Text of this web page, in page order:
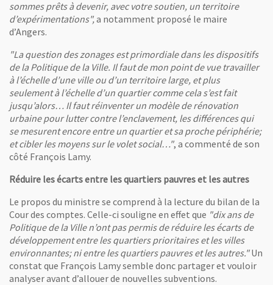
sommes prêts à devenir, avec votre soutien, un territoire
d’expérimentations", a notamment proposé le maire
d’Angers.
"La question des zonages est primordiale dans les dispositifs
de la Politique de la Ville. Il faut de mon point de vue travailler
à l’échelle d’une ville ou d’un territoire large, et plus
seulement à l’échelle d’un quartier comme cela s’est fait
jusqu’alors… Il faut réinventer un modèle de rénovation
urbaine pour lutter contre l’enclavement, les différences qui
se mesurent encore entre un quartier et sa proche périphérie;
et cibler les moyens sur le volet social…", a commenté de son
côté François Lamy.
Réduire les écarts entre les quartiers pauvres et les autres
Le propos du ministre se comprend à la lecture du bilan de la
Cour des comptes. Celle-ci souligne en effet que "dix ans de
Politique de la Ville n’ont pas permis de réduire les écarts de
développement entre les quartiers prioritaires et les villes
environnantes; ni entre les quartiers pauvres et les autres."Un
constat que François Lamy semble donc partager et vouloir
analyser avant d’allouer de nouvelles subventions.